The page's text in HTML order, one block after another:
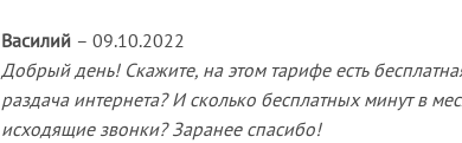
Василий – 09.10.2022
Добрый день! Скажите, на этом тарифе есть
раздача интернета? И сколько бесплатных минут в
исходящие звонки? Заранее спасибо!